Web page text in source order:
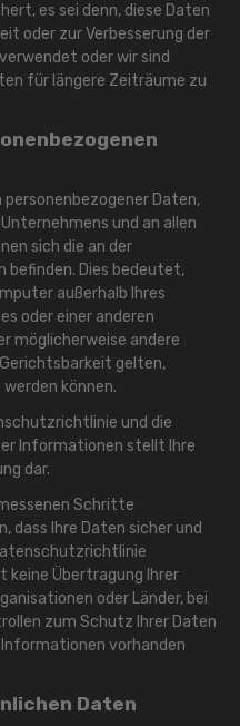
es sei denn, diese Daten
oder zur Verbesserung der
oder wir sind
für längere Zeiträume zu
personenbezogener Daten,
und an allen
sich die an der
befinden. Dies bedeutet,
außerhalb Ihres
oder einer anderen
möglicherweise andere
gelten,
können.
und die
Informationen stellt Ihre
dar.
Schritte
dass Ihre Daten sicher und
keine Übertragung Ihrer
oder Länder, bei
zum Schutz Ihrer Daten
vorhanden
Daten